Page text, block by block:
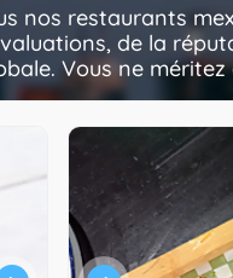
nos restaurants
de la
Vous ne méritez